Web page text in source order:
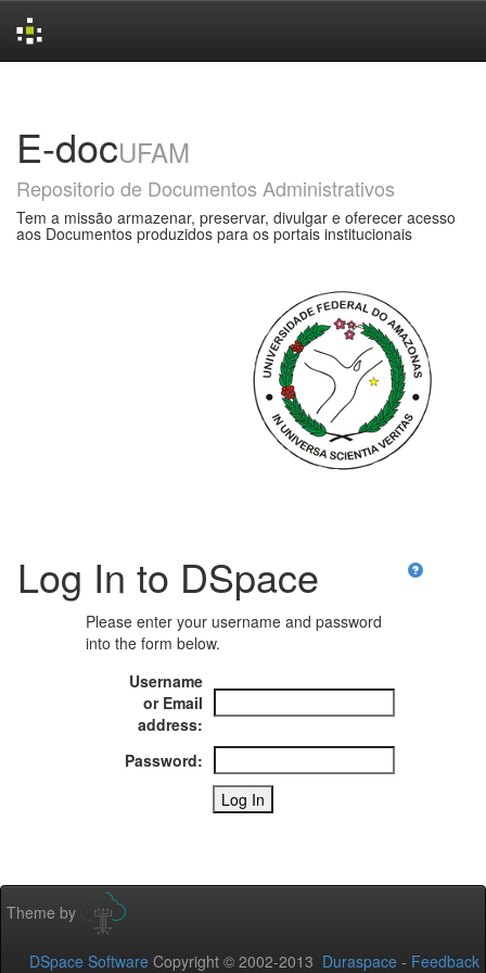
E-docUFAM
Repositorio de Documentos Administrativos
Tem a missão armazenar, preservar, divulgar e oferecer acesso
aos Documentos produzidos para os portais institucionais
Log In to DSpace
Please enter your username and password
into the form below.
Username
or Email
address:
Password:
Theme by
DSpace Software Copyright © 2002-2013 Duraspace - Feedback